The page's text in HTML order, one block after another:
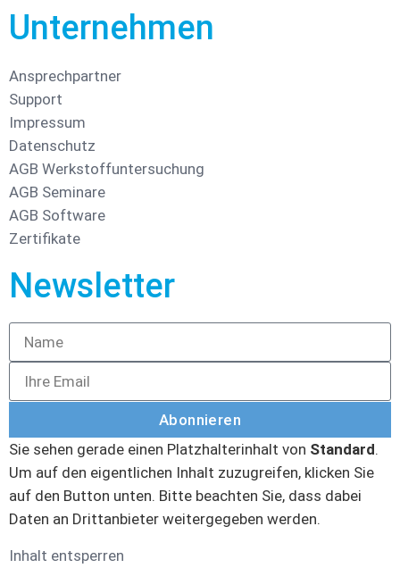
Unternehmen
Ansprechpartner
Support
Impressum
Datenschutz
AGB Werkstoffuntersuchung
AGB Seminare
AGB Software
Zertifikate
Newsletter
Abonnieren
Sie sehen gerade einen Platzhalterinhalt von Standard.
Um auf den eigentlichen Inhalt zuzugreifen, klicken Sie
auf den Button unten. Bitte beachten Sie, dass dabei
Daten an Drittanbieter weitergegeben werden.
Inhalt entsperren